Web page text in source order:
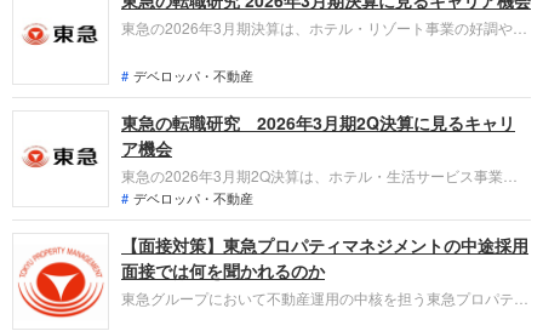
東急の2026年3月期決算は、ホテル・リゾート事業の好調や持
なりました。「なぜ今東急なのか？」「転職希望者がどの事業
で、どんな役割を担えるのか」を整理します。
デベロッパ・不動産
東急の転職研究 2026年3月期2Q決算に見るキャリ
ア機会
東急の2026年3月期2Q決算は、ホテル・生活サービス事業が
牽引し、通期業績予想を上方修正しました。インバウンド需要
の高まりや渋谷再開発の進展により、既存のアセットを活かし
ながら新たな価値を創出できる専門人材のニーズが、全部門で
急速に高まっています。転職希望者が担える役割を整理しま
す。
デベロッパ・不動産
【面接対策】東急プロパティマネジメントの中途採用
面接では何を聞かれるのか
東急グループにおいて不動産運用の中核を担う東急プロパティ